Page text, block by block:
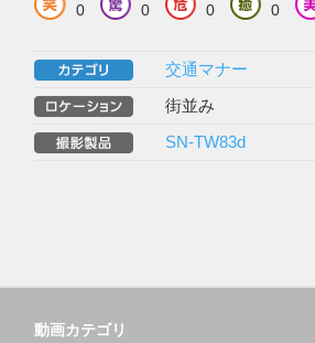
0 0 0 0
交通マナー
街並み
SN-TW83d
動画カテゴリ